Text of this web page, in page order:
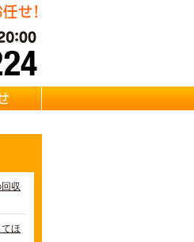
冷蔵庫・洗濯機・エアコン・
収
ほ